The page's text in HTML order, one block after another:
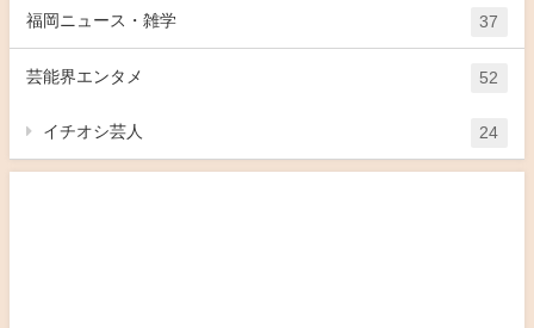
福岡ニュース・雑学 37
芸能界エンタメ 52
イチオシ芸人 24